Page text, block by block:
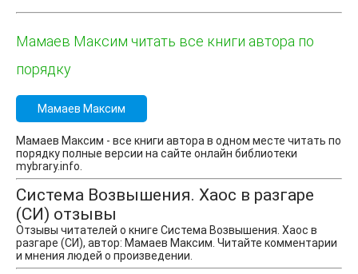
Мамаев Максим читать все книги автора по
порядку
Мамаев Максим
Мамаев Максим - все книги автора в одном месте читать по
порядку полные версии на сайте онлайн библиотеки
mybrary.info.
Система Возвышения. Хаос в разгаре
(СИ) отзывы
Отзывы читателей о книге Система Возвышения. Хаос в
разгаре (СИ), автор: Мамаев Максим. Читайте комментарии
и мнения людей о произведении.